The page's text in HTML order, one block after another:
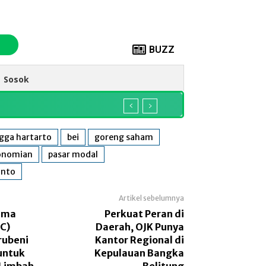
BUZZ
Sosok
hartarto bei
goreng saham
pasar modal
Artikel sebelumnya
Perkuat Peran di
Daerah, OJK Punya
Kantor Regional di
Kepulauan Bangka